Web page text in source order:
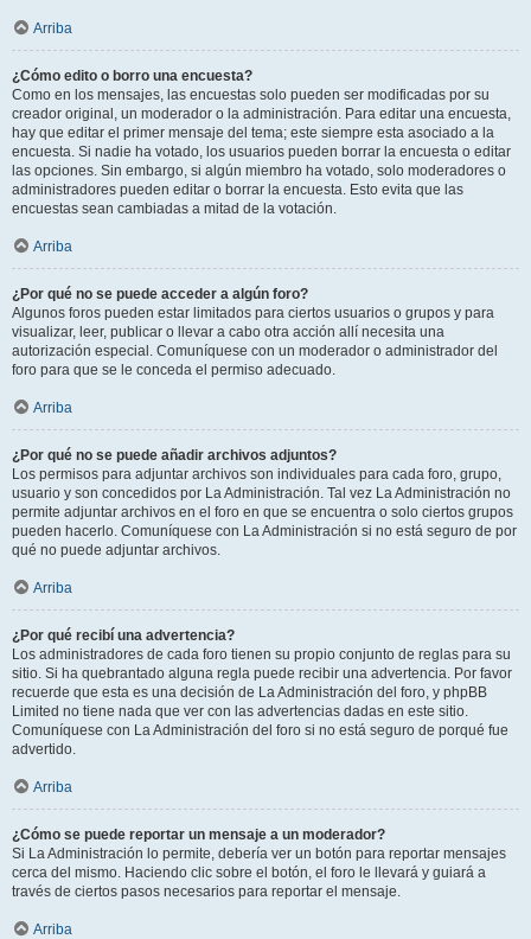
Arriba
¿Cómo edito o borro una encuesta?
Como en los mensajes, las encuestas solo pueden ser modificadas por su
creador original, un moderador o la administración. Para editar una encuesta,
hay que editar el primer mensaje del tema; este siempre esta asociado a la
encuesta. Si nadie ha votado, los usuarios pueden borrar la encuesta o editar
las opciones. Sin embargo, si algún miembro ha votado, solo moderadores o
administradores pueden editar o borrar la encuesta. Esto evita que las
encuestas sean cambiadas a mitad de la votación.
Arriba
¿Por qué no se puede acceder a algún foro?
Algunos foros pueden estar limitados para ciertos usuarios o grupos y para
visualizar, leer, publicar o llevar a cabo otra acción allí necesita una
autorización especial. Comuníquese con un moderador o administrador del
foro para que se le conceda el permiso adecuado.
Arriba
¿Por qué no se puede añadir archivos adjuntos?
Los permisos para adjuntar archivos son individuales para cada foro, grupo,
usuario y son concedidos por La Administración. Tal vez La Administración no
permite adjuntar archivos en el foro en que se encuentra o solo ciertos grupos
pueden hacerlo. Comuníquese con La Administración si no está seguro de por
qué no puede adjuntar archivos.
Arriba
¿Por qué recibí una advertencia?
Los administradores de cada foro tienen su propio conjunto de reglas para su
sitio. Si ha quebrantado alguna regla puede recibir una advertencia. Por favor
recuerde que esta es una decisión de La Administración del foro, y phpBB
Limited no tiene nada que ver con las advertencias dadas en este sitio.
Comuníquese con La Administración del foro si no está seguro de porqué fue
advertido.
Arriba
¿Cómo se puede reportar un mensaje a un moderador?
Si La Administración lo permite, debería ver un botón para reportar mensajes
cerca del mismo. Haciendo clic sobre el botón, el foro le llevará y guiará a
través de ciertos pasos necesarios para reportar el mensaje.
Arriba